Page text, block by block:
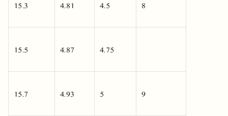
15.3 4.81 4.5 8
15.5 4.87 4.75
15.7 4.93 5 9